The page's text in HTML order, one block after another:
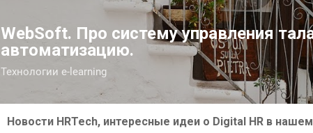
К основному
WebSoft. Про систему управления
автоматизацию.
Технологии e-learning
Новости HRTech, интересные идеи о Digital HR в